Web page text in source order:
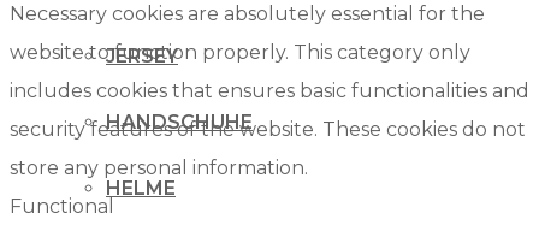
JERSEY
HANDSCHUHE
HELME
Necessary cookies are absolutely essential for the
website to function properly. This category only
includes cookies that ensures basic functionalities and
security features of the website. These cookies do not
store any personal information.
Functional